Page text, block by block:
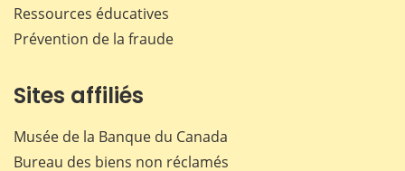
Ressources éducatives
Prévention de la fraude
Sites affiliés
Musée de la Banque du Canada
Bureau des biens non réclamés